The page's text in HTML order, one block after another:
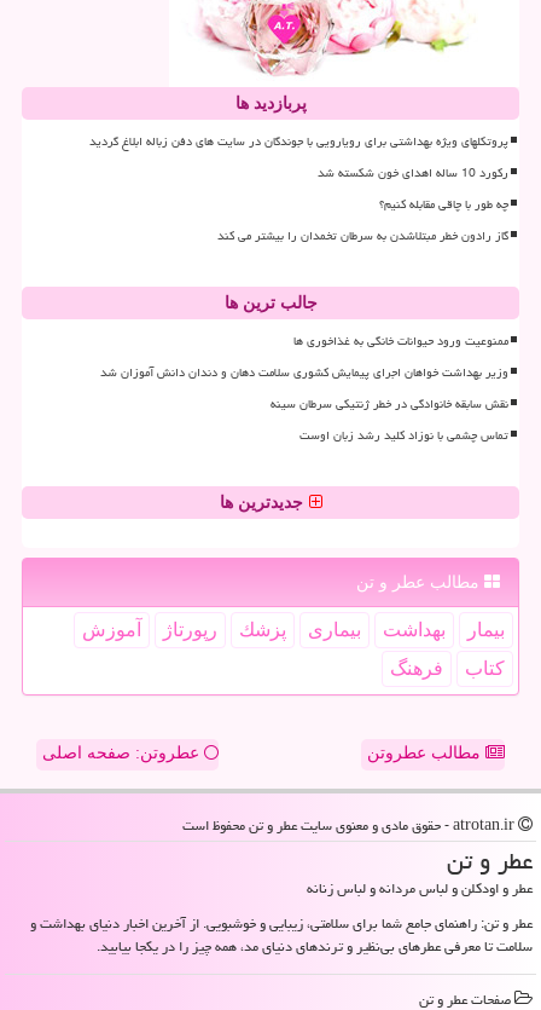
پربازدید ها
پروتکلهای ویژه بهداشتی برای رویارویی با جوندگان در سایت های دفن زباله ابلاغ گردید
رکورد 10 ساله اهدای خون شکسته شد
چه طور با چاقی مقابله کنیم؟
گاز رادون خطر مبتلاشدن به سرطان تخمدان را بیشتر می کند
جالب ترین ها
ممنوعیت ورود حیوانات خانگی به غذاخوری ها
وزیر بهداشت خواهان اجرای پیمایش کشوری سلامت دهان و دندان دانش آموزان شد
نقش سابقه خانوادگی در خطر ژنتیکی سرطان سینه
تماس چشمی با نوزاد کلید رشد زبان اوست
جدیدترین ها
مطالب عطر و تن
بیمار بهداشت بیماری پزشك رپورتاژ
آموزش
كتاب
فرهنگ
مطالب عطروتن عطروتن: صفحه اصلی
عطر و تن
عطر و اودکلن و لباس مردانه و لباس زنانه
عطر و تن: راهنمای جامع شما برای سلامتی، زیبایی و خوشبویی. از آخرین اخبار دنیای بهداشت و
سلامت تا معرفی عطرهای بی‌نظیر و ترندهای دنیای مد، همه چیز را در یکجا بیابید.
صفحات عطر و تن